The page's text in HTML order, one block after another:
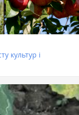
культур і